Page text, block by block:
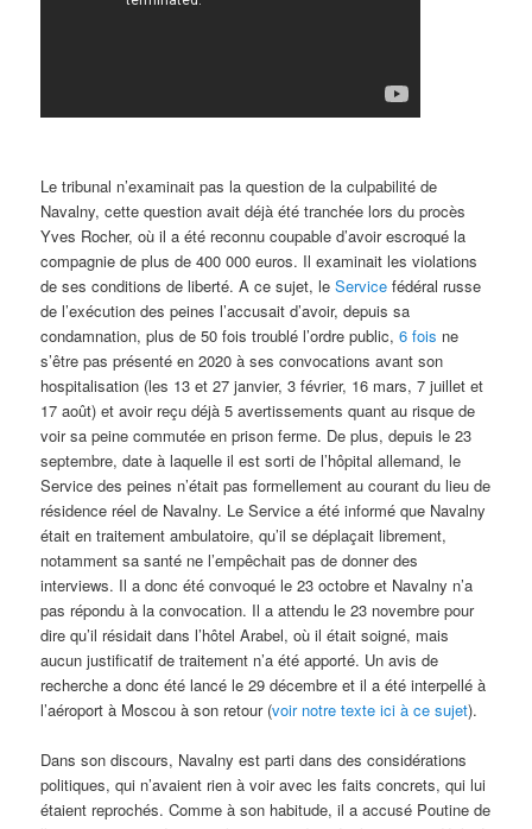
Le tribunal n’examinait pas la question de la culpabilité de
Navalny, cette question avait déjà été tranchée lors du procès
Yves Rocher, où il a été reconnu coupable d’avoir escroqué la
compagnie de plus de 400 000 euros. Il examinait les violations
de ses conditions de liberté. A ce sujet, leServicefédéral russe
de l’exécution des peines l’accusait d’avoir, depuis sa
condamnation, plus de 50 fois troublé l’ordre public,6 fois ne
s’être pas présenté en 2020 à ses convocations avant son
hospitalisation (les 13 et 27 janvier, 3 février, 16 mars, 7 juillet et
17 août) et avoir reçu déjà 5 avertissements quant au risque de
voir sa peine commutée en prison ferme. De plus, depuis le 23
septembre, date à laquelle il est sorti de l’hôpital allemand, le
Service des peines n’était pas formellement au courant du lieu de
résidence réel de Navalny. Le Service a été informé que Navalny
était en traitement ambulatoire, qu’il se déplaçait librement,
notamment sa santé ne l’empêchait pas de donner des
interviews. Il a donc été convoqué le 23 octobre et Navalny n’a
pas répondu à la convocation. Il a attendu le 23 novembre pour
dire qu’il résidait dans l’hôtel Arabel, où il était soigné, mais
aucun justificatif de traitement n’a été apporté. Un avis de
recherche a donc été lancé le 29 décembre et il a été interpellé à
l’aéroport à Moscou à son retour (voir notre texte ici à ce sujet).
Dans son discours, Navalny est parti dans des considérations
politiques, qui n’avaient rien à voir avec les faits concrets, qui lui
étaient reprochés. Comme à son habitude, il a accusé Poutine de